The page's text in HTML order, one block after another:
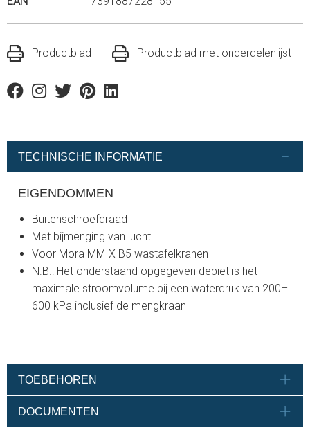
Productblad Productblad met onderdelenlijst
FacebookInstagram
TwitterPinterestLinkedin
TECHNISCHE INFORMATIE
EIGENDOMMEN
Buitenschroefdraad
Met bijmenging van lucht
Voor Mora MMIX B5 wastafelkranen
N.B.: Het onderstaand opgegeven debiet is het
maximale stroomvolume bij een waterdruk van 200–
600 kPa inclusief de mengkraan
TOEBEHOREN
DOCUMENTEN